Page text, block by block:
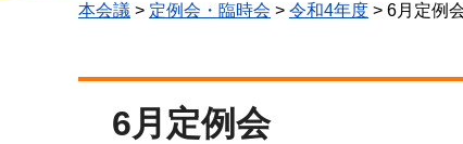
本会議 > 定例会・臨時会 > 令和4年度 > 6月定例
6月定例会